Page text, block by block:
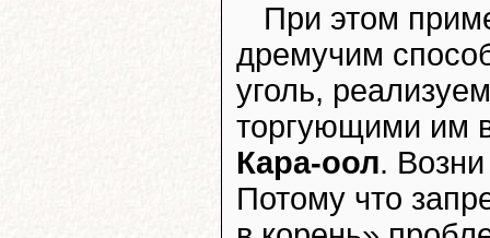
При этом
дремучим
уголь,
торгующими им
Кара-оол.
Потому что